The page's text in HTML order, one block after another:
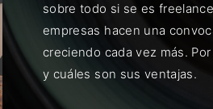
sobre todo si se es
empresas hacen una
creciendo cada vez más.
y cuáles son sus ventajas.
Recuérdame